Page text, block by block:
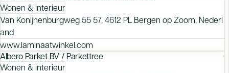
Wonen & interieur
Van Konijnenburgweg 55 57, 4612 PL Bergen op Zoom, Nederl
and
www.laminaatwinkel.com
Albero Parket BV / Parkettree
Wonen & interieur